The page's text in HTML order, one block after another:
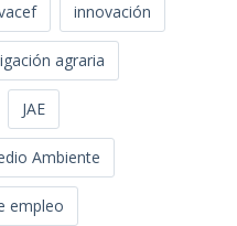
innovación
agraria
JAE
Ambiente
empleo